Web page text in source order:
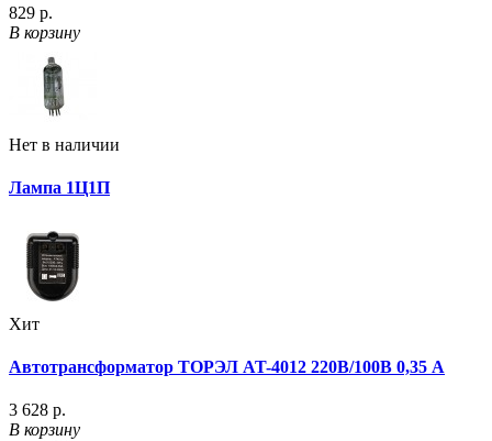
829 р.
В корзину
Нет в наличии
Лампа 1Ц1П
Хит
Автотрансформатор ТОРЭЛ AT-4012 220В/100В 0,35 А
3 628 р.
В корзину